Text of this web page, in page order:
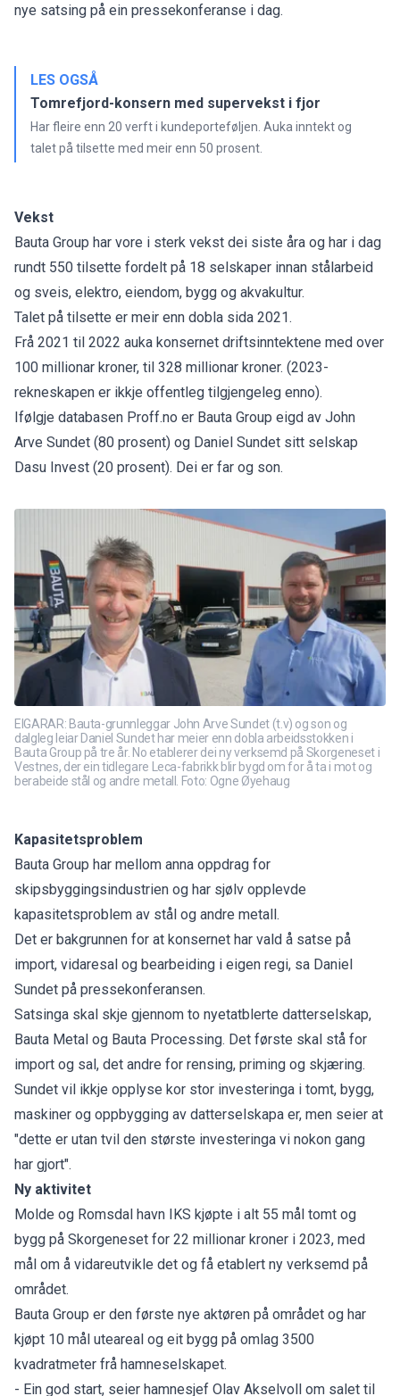
nye satsing på ein pressekonferanse i dag.
LES OGSÅ
Tomrefjord-konsern med supervekst i fjor
Har fleire enn 20 verft i kundeporteføljen. Auka inntekt og
talet på tilsette med meir enn 50 prosent.
Vekst
Bauta Group har vore i sterk vekst dei siste åra og har i dag
rundt 550 tilsette fordelt på 18 selskaper innan stålarbeid
og sveis, elektro, eiendom, bygg og akvakultur.
Talet på tilsette er meir enn dobla sida 2021.
Frå 2021 til 2022 auka konsernet driftsinntektene med over
100 millionar kroner, til 328 millionar kroner. (2023-
rekneskapen er ikkje offentleg tilgjengeleg enno).
Ifølgje databasen Proff.no er Bauta Group eigd av John
Arve Sundet (80 prosent) og Daniel Sundet sitt selskap
Dasu Invest (20 prosent). Dei er far og son.
EIGARAR: Bauta-grunnleggar John Arve Sundet (t.v) og son og
dalgleg leiar Daniel Sundet har meier enn dobla arbeidsstokken i
Bauta Group på tre år. No etablerer dei ny verksemd på Skorgeneset i
Vestnes, der ein tidlegare Leca-fabrikk blir bygd om for å ta i mot og
berabeide stål og andre metall. Foto: Ogne Øyehaug
Kapasitetsproblem
Bauta Group har mellom anna oppdrag for
skipsbyggingsindustrien og har sjølv opplevde
kapasitetsproblem av stål og andre metall.
Det er bakgrunnen for at konsernet har vald å satse på
import, vidaresal og bearbeiding i eigen regi, sa Daniel
Sundet på pressekonferansen.
Satsinga skal skje gjennom to nyetatblerte datterselskap,
Bauta Metal og Bauta Processing. Det første skal stå for
import og sal, det andre for rensing, priming og skjæring.
Sundet vil ikkje opplyse kor stor investeringa i tomt, bygg,
maskiner og oppbygging av datterselskapa er, men seier at
"dette er utan tvil den største investeringa vi nokon gang
har gjort".
Ny aktivitet
Molde og Romsdal havn IKS kjøpte i alt 55 mål tomt og
bygg på Skorgeneset for 22 millionar kroner i 2023, med
mål om å vidareutvikle det og få etablert ny verksemd på
området.
Bauta Group er den første nye aktøren på området og har
kjøpt 10 mål uteareal og eit bygg på omlag 3500
kvadratmeter frå hamneselskapet.
- Ein god start, seier hamnesjef Olav Akselvoll om salet til